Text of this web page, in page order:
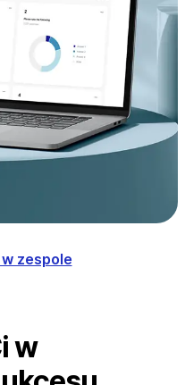
zespole
w